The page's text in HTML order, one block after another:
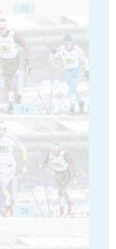
22
24
26